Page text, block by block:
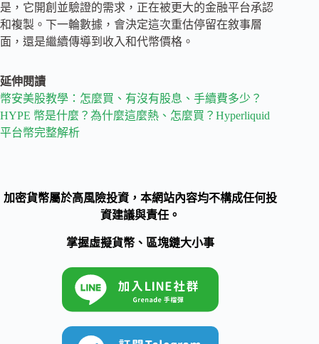
是，它開創並驗證的需求，正在被更大的金融平台承認
和複製。下一輪數據，會決定這次重估停留在敘事層
面，還是繼續傳導到收入和代幣價格。
延伸閱讀
幣安美股教學：怎麼買、有沒有股息、手續費多少？
HYPE 幣是什麼？為什麼這麼熱、怎麼買？Hyperliquid
平台幣完整解析
加密貨幣屬於高風險投資，本網站內容均不構成任何投
資建議與責任。
掌握虛擬貨幣、區塊鏈大小事